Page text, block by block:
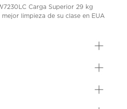
Carga Superior 29 kg
limpieza de su clase en EUA